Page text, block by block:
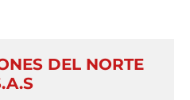
DEL NORTE